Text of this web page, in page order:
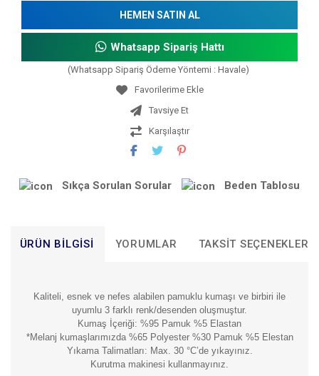
HEMEN SATIN AL
Whatsapp Sipariş Hattı
(Whatsapp Sipariş Ödeme Yöntemi : Havale)
Tavsiye Et
Karşılaştır
Sıkça Sorulan Sorular Beden Tablosu
ÜRÜN BILGISI YORUMLAR TAKSIT SEÇENEKLERI
Kaliteli, esnek ve nefes alabilen pamuklu kumaşı ve birbiri ile
uyumlu 3 farklı renk/desenden oluşmuştur.
Kumaş İçeriği: %95 Pamuk %5 Elastan
*Melanj kumaşlarımızda %65 Polyester %30 Pamuk %5 Elestan
Yıkama Talimatları: Max. 30 °C’de yıkayınız.
Kurutma makinesi kullanmayınız.